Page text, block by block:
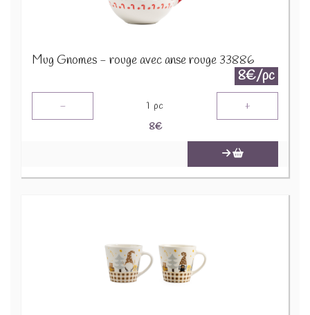
Mug Gnomes - rouge avec anse rouge 33886
8€/pc
- 1 pc +
8€